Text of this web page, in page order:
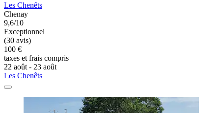
Les Chenêts
Chenay
9,6/10
Exceptionnel
(30 avis)
100 €
taxes et frais compris
22 août - 23 août
Les Chenêts